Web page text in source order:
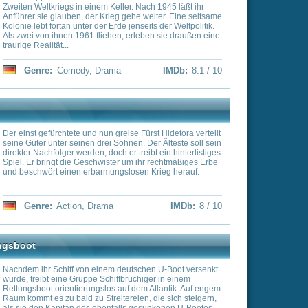
und die Spannung bis
– ein mobiles
der koreanischen Front
Irrenhaus, denn die
sorgen mit
Truppenunterhaltung.
auf dem OP-
Vorgesetzte aus
IMDb:8 / 10
Deutschlands und
Eine
an die Front beordert.
ziehen mit
in den Kampf. Sie
Krieges, aber auch
und Opferbereitschaft
IMDb: 8 / 10
des Kultcomics von
und wohlgeölte
Königs Leonidas
Übermacht, die im Begriff
und zu
geliebte Frau Gorgo
Männern der